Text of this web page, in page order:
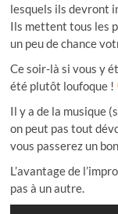
lesquels ils devront
Ils mettent tous les
un peu de chance
Ce soir-là si vous y
été plutôt loufoque !
Il y a de la musique
on peut pas tout
vous passerez un
L’avantage de
pas à un autre.